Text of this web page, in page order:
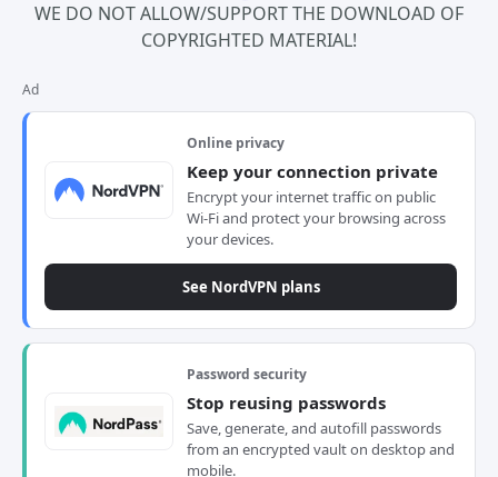
WE DO NOT ALLOW/SUPPORT THE DOWNLOAD OF
COPYRIGHTED MATERIAL!
Ad
Online privacy
Keep your connection private
Encrypt your internet traffic on public
Wi-Fi and protect your browsing across
your devices.
See NordVPN plans
Password security
Stop reusing passwords
Save, generate, and autofill passwords
from an encrypted vault on desktop and
mobile.